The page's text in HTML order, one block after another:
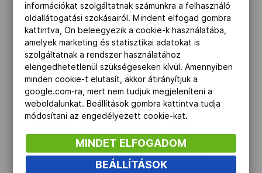
Köves Csabát a Magyar Olimpiai
Bizottság saját halottjának tekinti.
BARCELONA 1992 ATLANTA 1996
információkat szolgáltatnak számunkra a felhasználó
oldallátogatási szokásairól. Mindent elfogad gombra
kattintva, Ön beleegyezik a cookie-k használatába,
amelyek marketing és statisztikai adatokat is
szolgáltatnak a rendszer használatához
elengedhetetlenül szükségeseken kívül. Amennyiben
minden cookie-t elutasít, akkor átirányítjuk a
google.com-ra, mert nem tudjuk megjeleníteni a
weboldalunkat. Beállítások gombra kattintva tudja
módosítani az engedélyezett cookie-kat.
MINDET ELFOGADOM
BEÁLLÍTÁSOK